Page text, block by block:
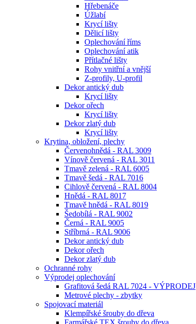
Hřebenáče
Úžlabí
Krycí lišty
Dělicí lišty
Oplechování říms
Oplechování atik
Přítlačné lišty
Rohy vnitřní a vnější
Z-profily, U-profil
Dekor antický dub
Krycí lišty
Dekor ořech
Krycí lišty
Dekor zlatý dub
Krycí lišty
Krytina, obložení, plechy
Červenohnědá - RAL 3009
Vínově červená - RAL 3011
Tmavě zelená - RAL 6005
Tmavě šedá - RAL 7016
Cihlově červená - RAL 8004
Hnědá - RAL 8017
Tmavě hnědá - RAL 8019
Šedobílá - RAL 9002
Černá - RAL 9005
Stříbrná - RAL 9006
Dekor antický dub
Dekor ořech
Dekor zlatý dub
Ochranné rohy
Výprodej oplechování
Grafitová šedá RAL 7024 - VÝPRODEJ
Metrové plechy - zbytky
Spojovací materiál
Klempířské šrouby do dřeva
Farmářské TEX šrouby do dřeva